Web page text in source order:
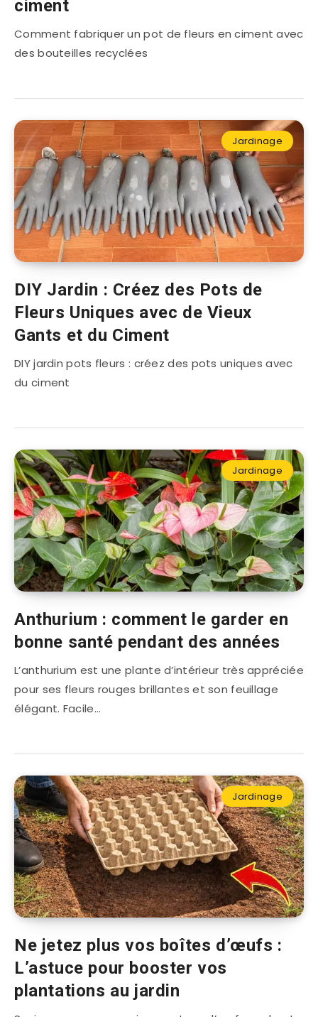
ciment
Comment fabriquer un pot de fleurs en ciment avec
des bouteilles recyclées
Jardinage
DIY Jardin : Créez des Pots de
Fleurs Uniques avec de Vieux
Gants et du Ciment
DIY jardin pots fleurs : créez des pots uniques avec
du ciment
Jardinage
Anthurium : comment le garder en
bonne santé pendant des années
L’anthurium est une plante d’intérieur très appréciée
pour ses fleurs rouges brillantes et son feuillage
élégant. Facile…
Jardinage
Ne jetez plus vos boîtes d’œufs :
L’astuce pour booster vos
plantations au jardin